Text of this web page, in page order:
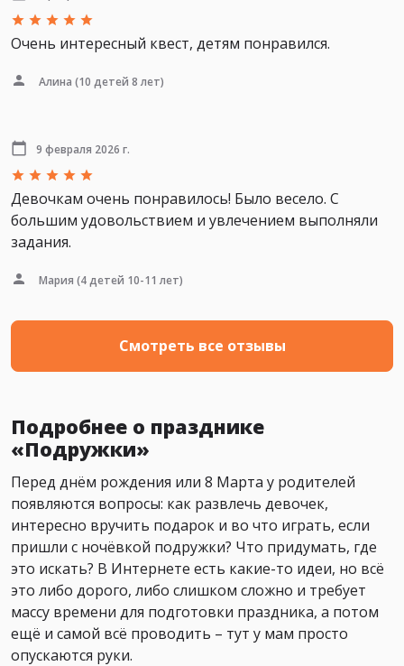
Очень интересный квест, детям понравился.
Алина (10 детей 8 лет)
9 февраля 2026 г.
Девочкам очень понравилось! Было весело. С
большим удовольствием и увлечением выполняли
задания.
Мария (4 детей 10-11 лет)
Смотреть все отзывы
Подробнее о празднике
«Подружки»
Перед днём рождения или 8 Марта у родителей
появляются вопросы: как развлечь девочек,
интересно вручить подарок и во что играть, если
пришли с ночёвкой подружки? Что придумать, где
это искать? В Интернете есть какие-то идеи, но всё
это либо дорого, либо слишком сложно и требует
массу времени для подготовки праздника, а потом
ещё и самой всё проводить – тут у мам просто
опускаются руки.